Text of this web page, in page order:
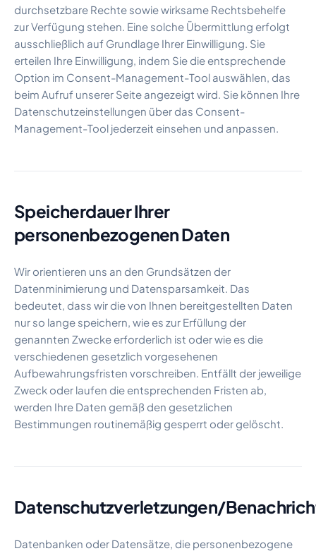
durchsetzbare Rechte sowie wirksame Rechtsbehelfe
zur Verfügung stehen. Eine solche Übermittlung erfolgt
ausschließlich auf Grundlage Ihrer Einwilligung. Sie
erteilen Ihre Einwilligung, indem Sie die entsprechende
Option im Consent-Management-Tool auswählen, das
beim Aufruf unserer Seite angezeigt wird. Sie können Ihre
Datenschutzeinstellungen über das Consent-
Management-Tool jederzeit einsehen und anpassen.
Speicherdauer Ihrer
personenbezogenen Daten
Wir orientieren uns an den Grundsätzen der
Datenminimierung und Datensparsamkeit. Das
bedeutet, dass wir die von Ihnen bereitgestellten Daten
nur so lange speichern, wie es zur Erfüllung der
genannten Zwecke erforderlich ist oder wie es die
verschiedenen gesetzlich vorgesehenen
Aufbewahrungsfristen vorschreiben. Entfällt der jeweilige
Zweck oder laufen die entsprechenden Fristen ab,
werden Ihre Daten gemäß den gesetzlichen
Bestimmungen routinemäßig gesperrt oder gelöscht.
Datenschutzverletzungen/
Datenbanken oder Datensätze, die personenbezogene